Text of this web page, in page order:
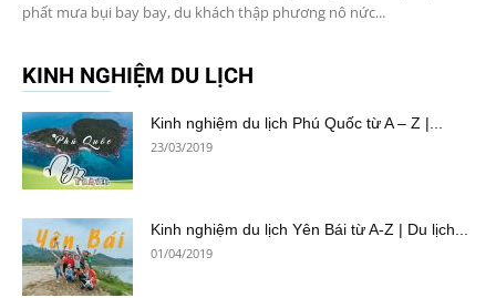
phất mưa bụi bay bay, du khách thập phương nô nức...
KINH NGHIỆM DU LỊCH
Kinh nghiệm du lịch Phú Quốc từ A – Z |...
23/03/2019
Kinh nghiệm du lịch Yên Bái từ A-Z | Du lịch...
01/04/2019